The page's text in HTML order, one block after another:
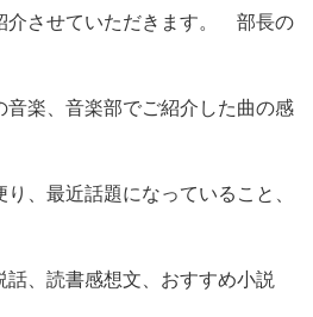
介させていただきます。 部長の
、音楽部でご紹介した曲の感
最近話題になっていること、
読書感想文、おすすめ小説